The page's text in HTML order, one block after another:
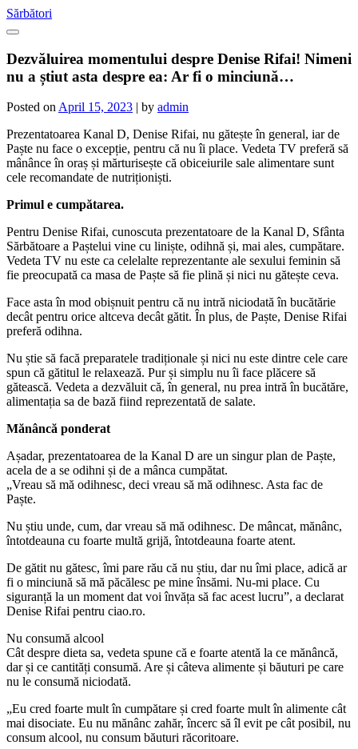
Skip
to
Sărbători
Dezvăluirea momentului despre Denise Rifai! Nimeni
nu a știut asta despre ea: Ar fi o minciună…
Posted onApril 15, 2023 | by admin
Prezentatoarea Kanal D, Denise Rifai, nu gătește în general, iar de
Paște nu face o excepție, pentru că nu îi place. Vedeta TV preferă să
mânânce în oraș și mărturisește că obiceiurile sale alimentare sunt
cele recomandate de nutriționiști.
Primul e cumpătarea.
Pentru Denise Rifai, cunoscuta prezentatoare de la Kanal D, Sfânta
Sărbătoare a Paștelui vine cu liniște, odihnă și, mai ales, cumpătare.
Vedeta TV nu este ca celelalte reprezentante ale sexului feminin să
fie preocupată ca masa de Paște să fie plină și nici nu gătește ceva.
Face asta în mod obișnuit pentru că nu intră niciodată în bucătărie
decât pentru orice altceva decât gătit. În plus, de Paște, Denise Rifai
preferă odihna.
Nu știe să facă preparatele tradiționale și nici nu este dintre cele care
spun că gătitul le relaxează. Pur și simplu nu îi face plăcere să
gătească. Vedeta a dezvăluit că, în general, nu prea intră în bucătăre,
alimentația sa de bază fiind reprezentată de salate.
Mănâncă ponderat
Așadar, prezentatoarea de la Kanal D are un singur plan de Paște,
acela de a se odihni și de a mânca cumpătat.
„Vreau să mă odihnesc, deci vreau să mă odihnesc. Asta fac de
Paște.
Nu știu unde, cum, dar vreau să mă odihnesc. De mâncat, mănânc,
întotdeauna cu foarte multă grijă, întotdeauna foarte atent.
De gătit nu gătesc, îmi pare rău că nu știu, dar nu îmi place, adică ar
fi o minciună să mă păcălesc pe mine însămi. Nu-mi place. Cu
siguranță la un moment dat voi învăța să fac acest lucru”, a declarat
Denise Rifai pentru ciao.ro.
Nu consumă alcool
Cât despre dieta sa, vedeta spune că e foarte atentă la ce mănâncă,
dar și ce cantități consumă. Are și câteva alimente și băuturi pe care
nu le consumă niciodată.
„Eu cred foarte mult în cumpătare și cred foarte mult în alimente cât
mai disociate. Eu nu mănânc zahăr, încerc să îl evit pe cât posibil, nu
consum alcool, nu consum băuturi răcoritoare.